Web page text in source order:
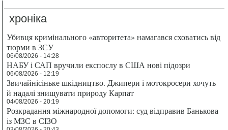
хроніка
Убивця кримінального «авторитета» намагався сховатись від
тюрми в ЗСУ
06/08/2026 - 14:28
НАБУ і САП вручили експослу в США нові підозри
06/08/2026 - 12:19
Звичайнісіньке шкідництво. Джипери і мотокросери хочуть
й надалі знищувати природу Карпат
04/08/2026 - 20:19
Розкрадання міжнародної допомоги: суд відправив Банькова
із МЗС в СІЗО